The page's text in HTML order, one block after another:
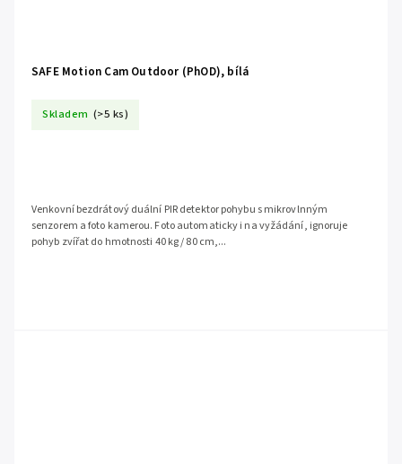
SAFE Motion Cam Outdoor (PhOD), bílá
Skladem (>5 ks)
Venkovní bezdrátový duální PIR detektor pohybu s mikrovlnným
senzorem a foto kamerou. Foto automaticky i na vyžádání, ignoruje
pohyb zvířat do hmotnosti 40 kg / 80 cm,...